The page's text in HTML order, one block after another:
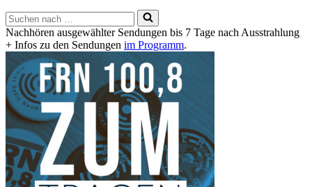
Suchen
nach …
Nachhören ausgewählter Sendungen bis 7 Tage nach Ausstrahlung
+ Infos zu den Sendungen im Programm.